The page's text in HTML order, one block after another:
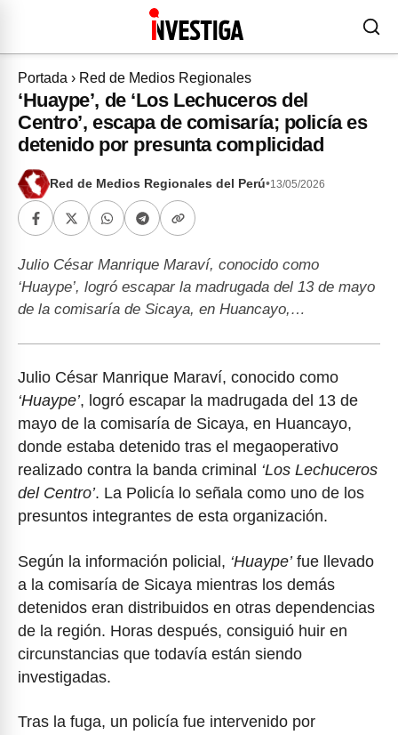
Portada › Red de Medios Regionales
‘Huaype’, de ‘Los Lechuceros del
Centro’, escapa de comisaría; policía es
detenido por presunta complicidad
Red de Medios Regionales del Perú•13/05/2026
Julio César Manrique Maraví, conocido como
‘Huaype’, logró escapar la madrugada del 13 de mayo
de la comisaría de Sicaya, en Huancayo,…
Julio César Manrique Maraví, conocido como
‘Huaype’, logró escapar la madrugada del 13 de
mayo de la comisaría de Sicaya, en Huancayo,
donde estaba detenido tras el megaoperativo
realizado contra la banda criminal ‘Los Lechuceros
del Centro’. La Policía lo señala como uno de los
presuntos integrantes de esta organización.
Según la información policial, ‘Huaype’fue llevado
a la comisaría de Sicaya mientras los demás
detenidos eran distribuidos en otras dependencias
de la región. Horas después, consiguió huir en
circunstancias que todavía están siendo
investigadas.
Tras la fuga, un policía fue intervenido por